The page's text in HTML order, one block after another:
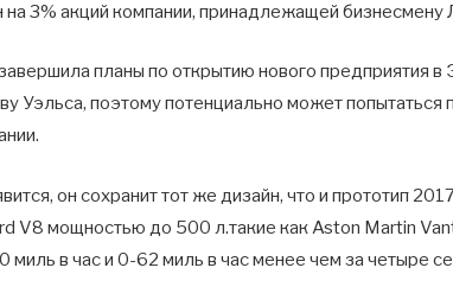
на 3% акций компании, принадлежащей бизнесмену
планы по открытию нового предприятия
Уэльса, поэтому потенциально может
он сохранит тот же дизайн, что и прототип
V8 мощностью до 500 л.такие как Aston Martin
миль в час и 0-62 миль в час менее чем за четыре